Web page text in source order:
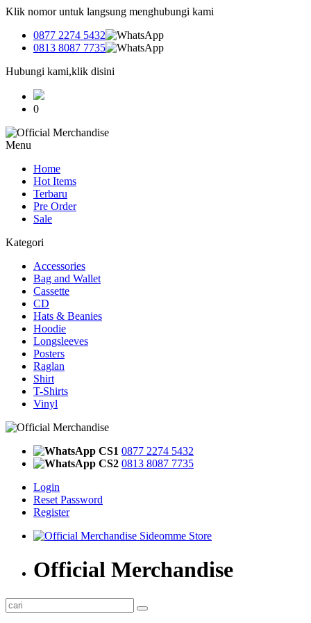
Klik nomor untuk langsung menghubungi kami
0877 2274 5432
0813 8087 7735
Hubungi kami,klik disini
0
Menu
Home
Hot Items
Terbaru
Pre Order
Sale
Kategori
Accessories
Bag and Wallet
Cassette
CD
Hats & Beanies
Hoodie
Longsleeves
Posters
Raglan
Shirt
T-Shirts
Vinyl
CS1 0877 2274 5432
CS2 0813 8087 7735
Login
Reset Password
Register
Official Merchandise